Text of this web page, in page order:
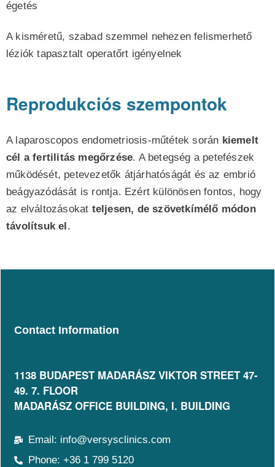
égetés
A kisméretű, szabad szemmel nehezen felismerhető
léziók tapasztalt operatőrt igényelnek
Reprodukciós szempontok
A laparoscopos endometriosis-műtétek során kiemelt
cél a fertilitás megőrzése. A betegség a petefészek
működését, petevezetők átjárhatóságát és az embrió
beágyazódását is rontja. Ezért különösen fontos, hogy
az elváltozásokat teljesen, de szövetkímélő módon
távolítsuk el.
Contact Information
1138 BUDAPEST MADARÁSZ VIKTOR STREET 47-
49. 7. FLOOR​
MADARÁSZ OFFICE BUILDING, I. BUILDING
Email: info@versysclinics.com
Phone: +36 1 799 5120